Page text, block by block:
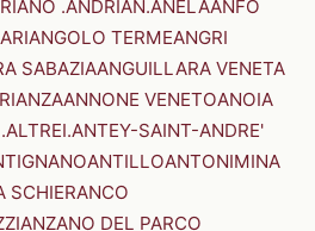
.ANDRIAN.ANELAANFO
ANGOLO TERMEANGRI
SABAZIAANGUILLARA VENETA
ANNONE VENETOANOIA
ANTEY-SAINT-ANDRE'
ANTILLOANTONIMINA
SCHIERANCO
ANZANO DEL PARCO